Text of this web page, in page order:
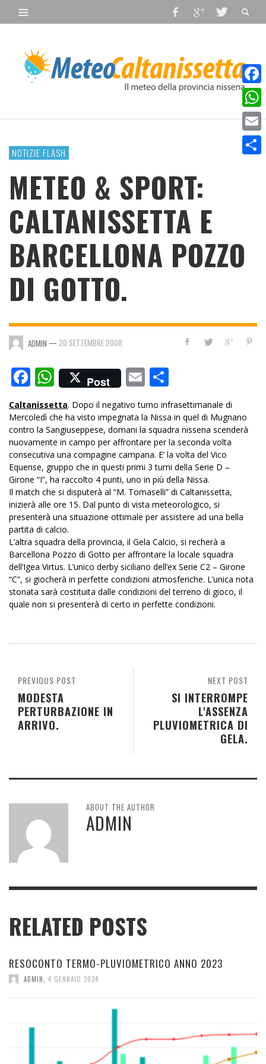
NOTIZIE FLASH
METEO & SPORT:
CALTANISSETTA E
BARCELLONA POZZO
DI GOTTO.
ADMIN — 20 SETTEMBRE 2008
Facebook
WhatsApp
Post Email
Caltanissetta. Dopo il negativo turno infrasettimanale di
Mercoledì che ha visto impegnata la Nissa in quel di Mugnano
contro la Sangiuseppese, domani la squadra nissena scenderà
nuovamente in campo per affrontare per la seconda volta
consecutiva una compagine campana. E’ la volta del Vico
Equense, gruppo che in questi primi 3 turni della Serie D –
Girone “I”, ha raccolto 4 punti, uno in più della Nissa.
Il match che si disputerà al “M. Tomaselli” di Caltanissetta,
inizierà alle ore 15. Dal punto di vista meteorologico, si
presenterà una situazione ottimale per assistere ad una bella
partita di calcio.
L’altra squadra della provincia, il Gela Calcio, si recherà a
Barcellona Pozzo di Gotto per affrontare la locale squadra
dell’Igea Virtus. L’unico derby siciliano dell’ex Serie C2 – Girone
“C”, si giocherà in perfette condizioni atmosferiche. L’unica nota
stonata sarà costituita dalle condizioni del terreno di gioco, il
quale non si presenterà di certo in perfette condizioni.
NEXT POST
SI INTERROMPE
L'ASSENZA
PLUVIOMETRICA DI
GELA.
PREVIOUS POST
MODESTA
PERTURBAZIONE IN
ARRIVO.
ABOUT THE AUTHOR
ADMIN
RELATED POSTS
RESOCONTO TERMO-PLUVIOMETRICO ANNO 2023
ADMIN 4 GENNAIO 2024
Email